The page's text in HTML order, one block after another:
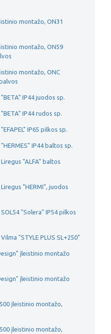
montažo, ON31
montažo, ON59
montažo, ONC
IP44 juodos sp.
IP44 rudos sp.
IP65 pilkos sp.
IP44 baltos sp.
"ALFA" baltos
"HERMI", juodos
"Solera" IP54 pilkos
"STYLE PLUS SL+250"
įleistinio montažo
įleistinio montažo
įleistinio montažo,
įleistinio montažo,